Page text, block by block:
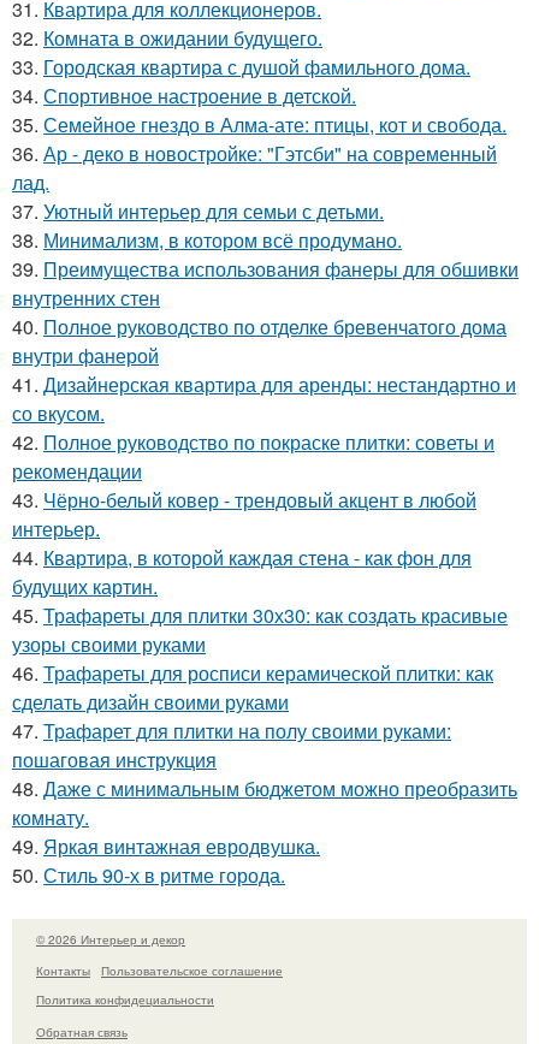
31. Квартира для коллекционеров.
32. Комната в ожидании будущего.
33. Городская квартира с душой фамильного дома.
34. Спортивное настроение в детской.
35. Семейное гнездо в Алма-ате: птицы, кот и свобода.
36. Ар - деко в новостройке: "Гэтсби" на современный
лад.
37. Уютный интерьер для семьи с детьми.
38. Минимализм, в котором всё продумано.
39. Преимущества использования фанеры для обшивки
внутренних стен
40. Полное руководство по отделке бревенчатого дома
внутри фанерой
41. Дизайнерская квартира для аренды: нестандартно и
со вкусом.
42. Полное руководство по покраске плитки: советы и
рекомендации
43. Чёрно-белый ковер - трендовый акцент в любой
интерьер.
44. Квартира, в которой каждая стена - как фон для
будущих картин.
45. Трафареты для плитки 30х30: как создать красивые
узоры своими руками
46. Трафареты для росписи керамической плитки: как
сделать дизайн своими руками
47. Трафарет для плитки на полу своими руками:
пошаговая инструкция
48. Даже с минимальным бюджетом можно преобразить
комнату.
49. Яркая винтажная евродвушка.
50. Стиль 90-х в ритме города.
© 2026 Интерьер и декор
Контакты
Пользовательское соглашение
Политика конфидециальности
Обратная связь